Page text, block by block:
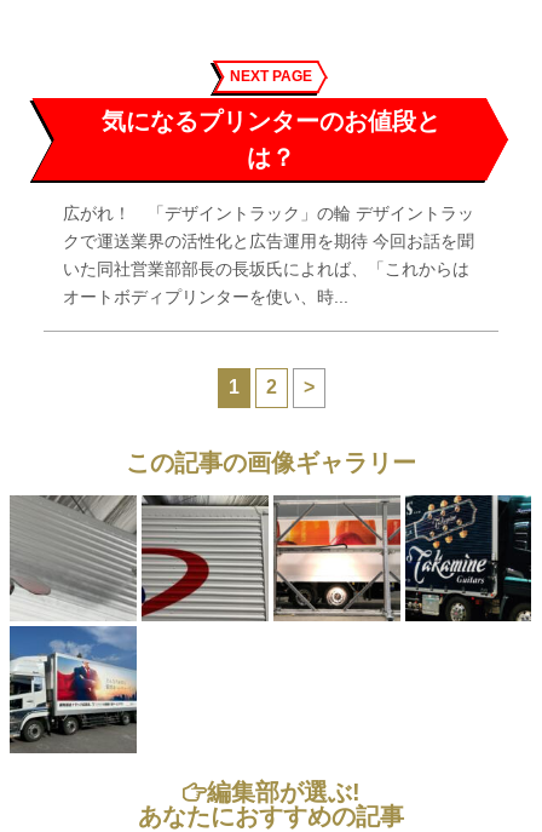
NEXT PAGE
気になるプリンターのお値段と
は？
広がれ！ 「デザイントラック」の輪 デザイントラッ
クで運送業界の活性化と広告運用を期待 今回お話を聞
いた同社営業部部長の長坂氏によれば、「これからは
オートボディプリンターを使い、時...
1 2 >
この記事の画像ギャラリー
編集部が選ぶ!
あなたにおすすめの記事